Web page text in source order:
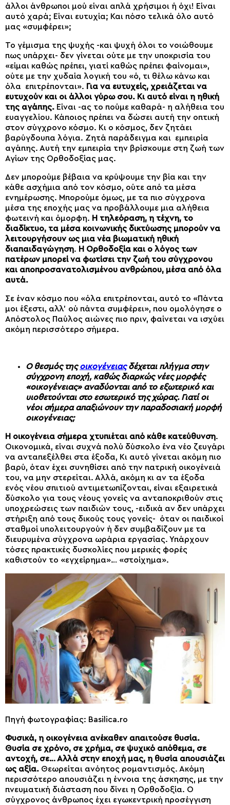
άλλοι άνθρωποι μού είναι απλά χρήσιμοι ή όχι! Είναι
αυτό χαρά; Είναι ευτυχία; Και πόσο τελικά όλο αυτό
μας «συμφέρει»;
Το γέμισμα της ψυχής -και ψυχή όλοι το νοιώθουμε
πως υπάρχει- δεν γίνεται ούτε με την υποκρισία του
«είμαι καθώς πρέπει, γιατί καθώς πρέπει φαίνομαι»,
ούτε με την χυδαία λογική του «ό, τι θέλω κάνω και
όλα επιτρέπονται». Για να ευτυχείς, χρειάζεται να
ευτυχούν και οι άλλοι γύρω σου. Κι αυτό είναι η ηθική
της αγάπης. Είναι -ας το πούμε καθαρά- η αλήθεια του
ευαγγελίου. Κάποιος πρέπει να δώσει αυτή την οπτική
στον σύγχρονο κόσμο. Κι ο κόσμος, δεν ζητάει
βαρύγδουπα λόγια. Ζητά παράδειγμα και εμπειρία
αγάπης. Αυτή την εμπειρία την βρίσκουμε στη ζωή των
Αγίων της Ορθοδοξίας μας.
Δεν μπορούμε βέβαια να κρύψουμε την βία και την
κάθε ασχήμια από τον κόσμο, ούτε από τα μέσα
ενημέρωσης. Μπορούμε όμως, με τα πιο σύγχρονα
μέσα της εποχής μας να προβάλλουμε μια αλήθεια
φωτεινή και όμορφη. Η τηλεόραση, η τέχνη, το
διαδίκτυο, τα μέσα κοινωνικής δικτύωσης μπορούν να
λειτουργήσουν ως μια νέα βιωματική ηθική
διαπαιδαγώγηση. Η Ορθοδοξία και ο λόγος των
πατέρων μπορεί να φωτίσει την ζωή του σύγχρονου
και αποπροσανατολισμένου ανθρώπου, μέσα από όλα
αυτά.
Σε έναν κόσμο που «όλα επιτρέπονται, αυτό το «Πάντα
μοι έξεστι, αλλ’ ού πάντα συμφέρει», που ομολόγησε ο
Απόστολος Παύλος αιώνες πιο πριν, φαίνεται να ισχύει
ακόμη περισσότερο σήμερα.
Ο θεσμός τηςοικογένειαςδέχεται πλήγμα στην
σύγχρονη εποχή, καθώς διαρκώς νέες μορφές
«οικογένειας» αναδύονται από το εξωτερικό και
υιοθετούνται στο εσωτερικό της χώρας. Γιατί οι
νέοι σήμερα απαξιώνουν την παραδοσιακή μορφή
οικογένειας;
Η οικογένεια σήμερα χτυπιέται από κάθε κατεύθυνση.
Οικονομικά, είναι συχνά πολύ δύσκολο ένα νέο ζευγάρι
να ανταπεξέλθει στα έξοδα, Κι αυτό γίνεται ακόμη πιο
βαρύ, όταν έχει συνηθίσει από την πατρική οικογένειά
του, να μην στερείται. Αλλά, ακόμη κι αν τα έξοδα
ενός νέου σπιτιού αντιμετωπίζονται, είναι εξαιρετικά
δύσκολο για τους νέους γονείς να ανταποκριθούν στις
υποχρεώσεις των παιδιών τους, -ειδικά αν δεν υπάρχει
στήριξη από τους δικούς τους γονείς- όταν οι παιδικοί
σταθμοί υπολειτουργούν ή δεν συμβαδίζουν με τα
διευρυμένα σύγχρονα ωράρια εργασίας. Υπάρχουν
τόσες πρακτικές δυσκολίες που μερικές φορές
καθιστούν το «εγχείρημα»… «στοίχημα».
Πηγή φωτογραφίας: Basilica.ro
Φυσικά, η οικογένεια ανέκαθεν απαιτούσε θυσία.
Θυσία σε χρόνο, σε χρήμα, σε ψυχικό απόθεμα, σε
αντοχή, σε… Αλλά στην εποχή μας, η θυσία απουσιάζει
ως αξία. Θεωρείται ανόητος ρομαντισμός. Ακόμη
περισσότερο απουσιάζει η έννοια της άσκησης, με την
πνευματική διάσταση που δίνει η Ορθοδοξία. Ο
σύγχρονος άνθρωπος έχει εγωκεντρική προσέγγιση